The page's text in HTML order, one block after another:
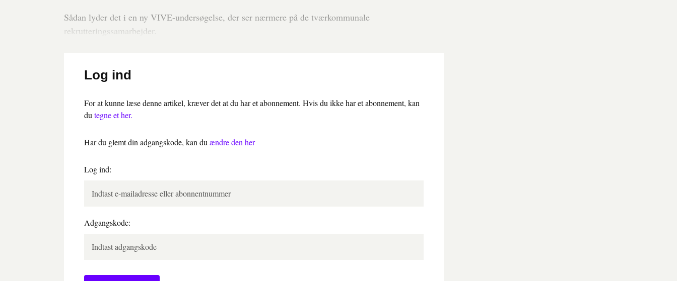
Sådan lyder det i en ny VIVE-undersøgelse, der ser nærmere på de tværkommunale
rekrutteringssamarbejder.
Log ind
For at kunne læse denne artikel, kræver det at du har et abonnement. Hvis du ikke har et abonnement, kan
du tegne et her.
Har du glemt din adgangskode, kan du ændre den her
Log ind:
Adgangskode: